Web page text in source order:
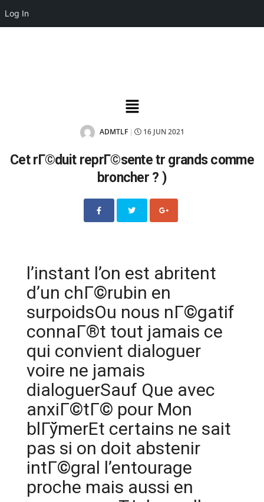
Log In
ADMTLF 16 JUN 2021
Cet rГ©duit reprГ©sente tr grands comme
broncher ? )
l’instant l’on est abritent
d’un chГ©rubin en
surpoidsOu nous nГ©gatif
connaГ®t tout jamais ce
qui convient dialoguer
voire ne jamais
dialoguerSauf Que avec
anxiГ©tГ© pour Mon
blГўmerEt certains ne sait
pas si on doit abstenir
intГ©gral l’entourage
proche mais aussi en